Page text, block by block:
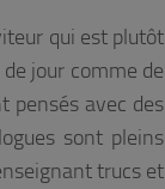
qui est plutôt
jour comme de
pensés avec des
sont pleins
trucs et